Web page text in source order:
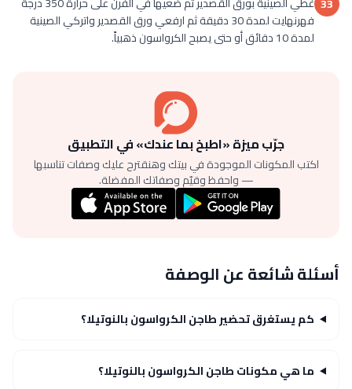
فهرنهايت لمدة 30 دقيقة ثم ارفعي ورق القصدير واتركي الصينية
لمدة 10 دقائق أو حتى يصبح الكرواسون ذهبياً.
جرّب ميزة «اطبخ بما عندك» في التطبيق
اكتب المكونات الموجودة في بيتك وهنقترح عليك وصفات تناسبها
— واحفظ وقيّم وصفاتك المفضلة.
أسئلة شائعة عن الوصفة
كم يستغرق تحضير طاجن الكرواسون بالنوتيلا؟
ما هي مكونات طاجن الكرواسون بالنوتيلا؟